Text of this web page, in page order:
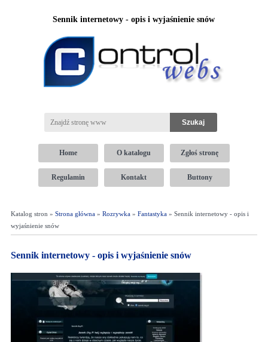
Sennik internetowy - opis i wyjaśnienie snów
Home O katalogu Zgłoś stronę
Regulamin Kontakt Buttony
Katalog stron » Strona główna» Rozrywka» Fantastyka» Sennik internetowy - opis i
wyjaśnienie snów
Sennik internetowy - opis i wyjaśnienie snów